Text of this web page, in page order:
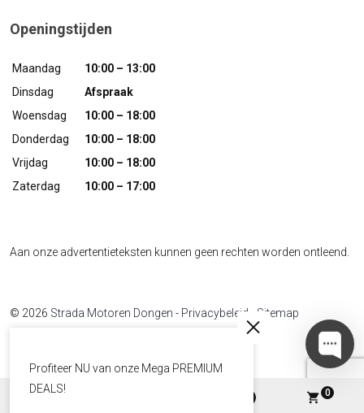
0
Profiteer NU van onze Mega PREMIUM
DEALS!
Openingstijden
Maandag
10:00 – 13:00
Dinsdag
Afspraak
Woensdag
10:00 – 18:00
Donderdag
10:00 – 18:00
Vrijdag
10:00 – 18:00
Zaterdag
10:00 – 17:00
Aan onze advertentieteksten kunnen geen rechten worden ontleend.
© 2026 Strada Motoren Dongen - Privacybeleid Sitemap